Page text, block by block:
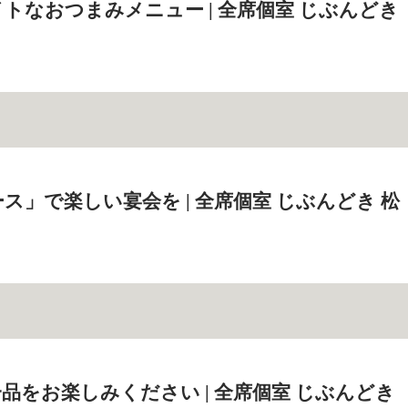
なおつまみメニュー | 全席個室 じぶんどき
」で楽しい宴会を | 全席個室 じぶんどき 松
をお楽しみください | 全席個室 じぶんどき